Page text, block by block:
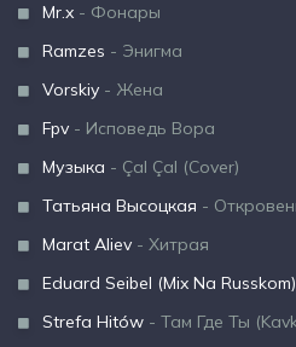
Mr.x - Фонары
Ramzes - Энигма
Vorskiy - Жена
Fpv - Исповедь Вора
Музыка - Çal Çal (Cover)
Татьяна Высоцкая -
Marat Aliev - Хитрая
Eduard Seibel (Mix Na Russkom)
Strefa Hitów - Там Где Ты